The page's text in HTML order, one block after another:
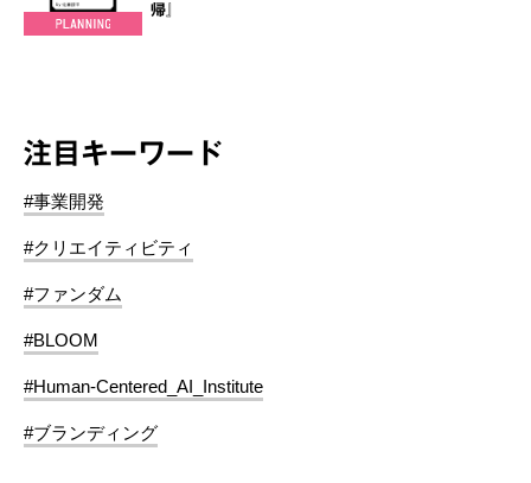
帰』
注目キーワード
#事業開発
#クリエイティビティ
#ファンダム
#BLOOM
#Human-Centered_AI_Institute
#ブランディング